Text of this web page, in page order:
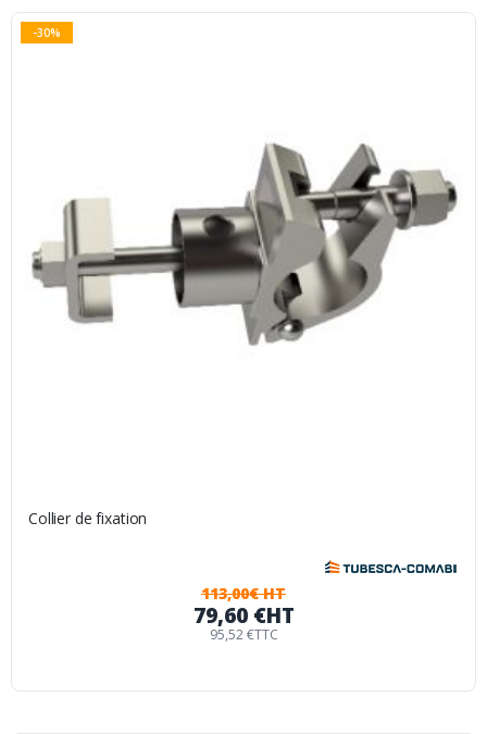
-30%
Collier de fixation
113,00€ HT
79,60 €HT
95,52 €TTC